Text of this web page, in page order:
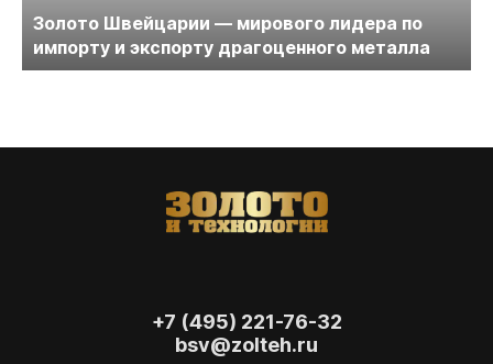
Золото Швейцарии — мирового лидера по
импорту и экспорту драгоценного металла
+7 (495) 221-76-32
bsv@zolteh.ru